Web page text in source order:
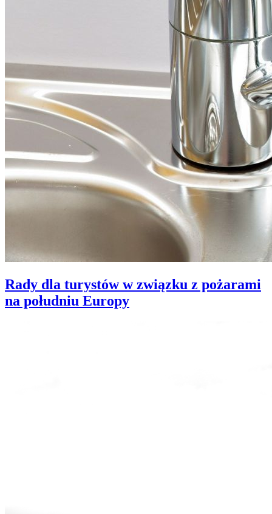
Rady dla turystów w związku z pożarami
na południu Europy